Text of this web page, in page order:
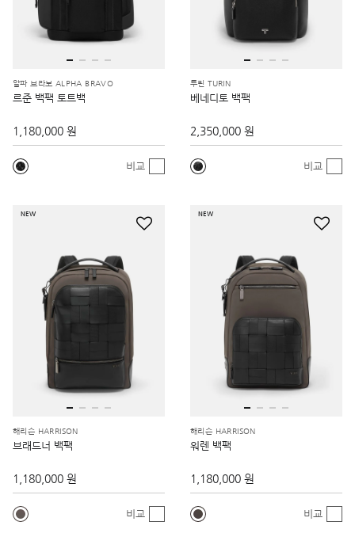
알파 브라보 ALPHA BRAVO
르준 백팩 토트백
1,180,000 원
비교
투린 TURIN
베네디토 백팩
2,350,000 원
비교
NEW
해리슨 HARRISON
브래드너 백팩
1,180,000 원
비교
NEW
해리슨 HARRISON
워렌 백팩
1,180,000 원
비교